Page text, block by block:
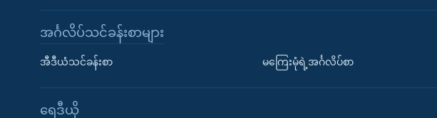
အင်္ဂလိပ်သင်ခန်းစာများ
အီဒီယံသင်ခန်းစာ မကြေးမုံရဲ့အင်္ဂလိပ်စာ
ရေဒီယို